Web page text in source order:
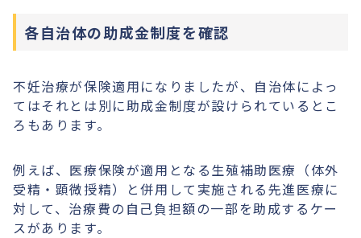
各自治体の助成金制度を確認
不妊治療が保険適用になりましたが、自治体によっ
てはそれとは別に助成金制度が設けられているとこ
ろもあります。
例えば、医療保険が適用となる生殖補助医療（体外
受精・顕微授精）と併用して実施される先進医療に
対して、治療費の自己負担額の一部を助成するケー
スがあります。